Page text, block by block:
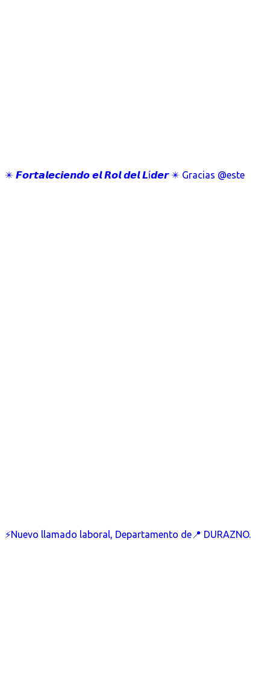
✴️ 𝙁𝙤𝙧𝙩𝙖𝙡𝙚𝙘𝙞𝙚𝙣𝙙𝙤 𝙚𝙡 𝙍𝙤𝙡 𝙙𝙚𝙡 𝙇í𝙙𝙚𝙧 ✴️ Gracias @este
⚡Nuevo llamado laboral, Departamento de📍 DURAZNO.